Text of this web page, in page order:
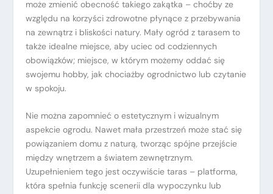
może zmienić obecność takiego zakątka – choćby ze
względu na korzyści zdrowotne płynące z przebywania
na zewnątrz i bliskości natury. Mały ogród z tarasem to
także idealne miejsce, aby uciec od codziennych
obowiązków; miejsce, w którym możemy oddać się
swojemu hobby, jak chociażby ogrodnictwo lub czytanie
w spokoju.
Nie można zapomnieć o estetycznym i wizualnym
aspekcie ogrodu. Nawet mała przestrzeń może stać się
powiązaniem domu z naturą, tworząc spójne przejście
między wnętrzem a światem zewnętrznym.
Uzupełnieniem tego jest oczywiście taras – platforma,
która spełnia funkcję scenerii dla wypoczynku lub